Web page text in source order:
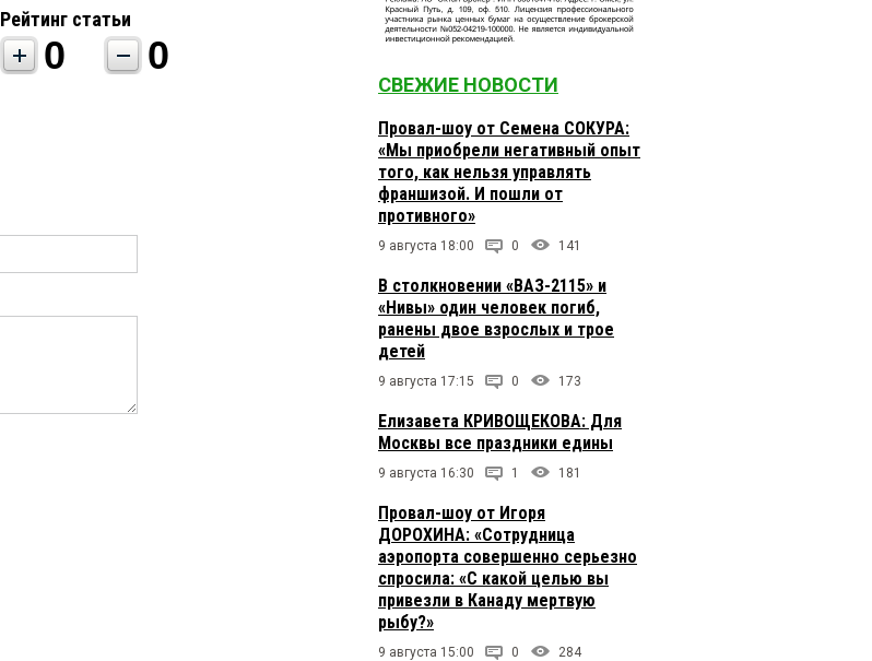
Рейтинг статьи
0 0
СВЕЖИЕ НОВОСТИ
Провал-шоу от Семена СОКУРА:
«Мы приобрели негативный опыт
того, как нельзя управлять
франшизой. И пошли от
противного»
9 августа 18:00 0 141
В столкновении «ВАЗ-2115» и
«Нивы» один человек погиб,
ранены двое взрослых и трое
детей
9 августа 17:15 0 173
Елизавета КРИВОЩЕКОВА: Для
Москвы все праздники едины
9 августа 16:30 1 181
Провал-шоу от Игоря
ДОРОХИНА: «Сотрудница
аэропорта совершенно серьезно
спросила: «С какой целью вы
привезли в Канаду мертвую
рыбу?»
9 августа 15:00 0 284